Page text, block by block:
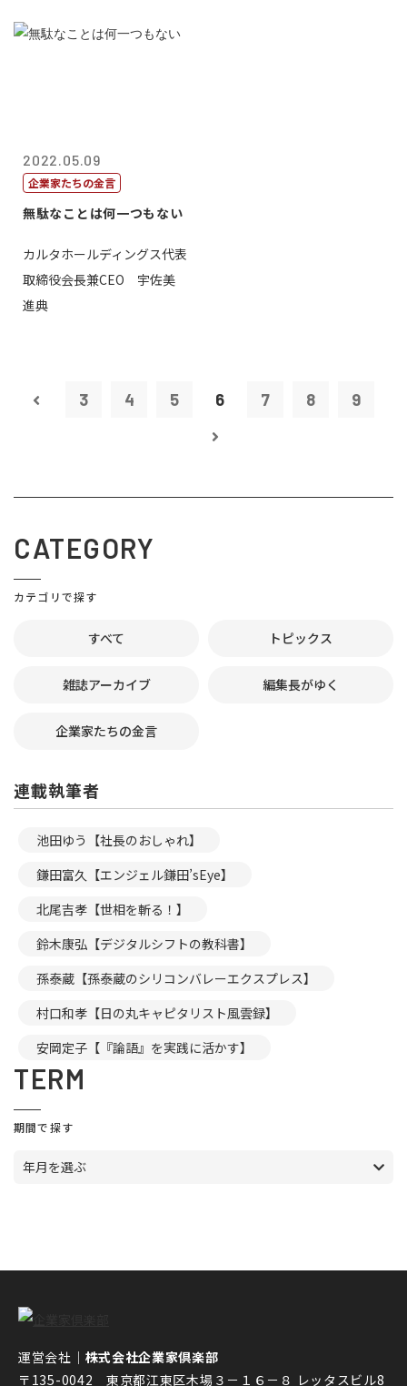
2022.05.09
企業家たちの金言
無駄なことは何一つもない
カルタホールディングス代表
取締役会長兼CEO 宇佐美
進典
3 4 5 6 7 8 9
CATEGORY
カテゴリで探す
すべて トピックス
雑誌アーカイブ 編集長がゆく
企業家たちの金言
連載執筆者
池田ゆう【社長のおしゃれ】
鎌田富久【エンジェル鎌田’sEye】
北尾吉孝【世相を斬る！】
鈴木康弘【デジタルシフトの教科書】
孫泰蔵【孫泰蔵のシリコンバレーエクスプレス】
村口和孝【日の丸キャピタリスト風雲録】
安岡定子【『論語』を実践に活かす】
TERM
期間で探す
年月を選ぶ
運営会社｜ 株式会社企業家倶楽部
〒135-0042 東京都江東区木場３－１６－８ レッタスビル8